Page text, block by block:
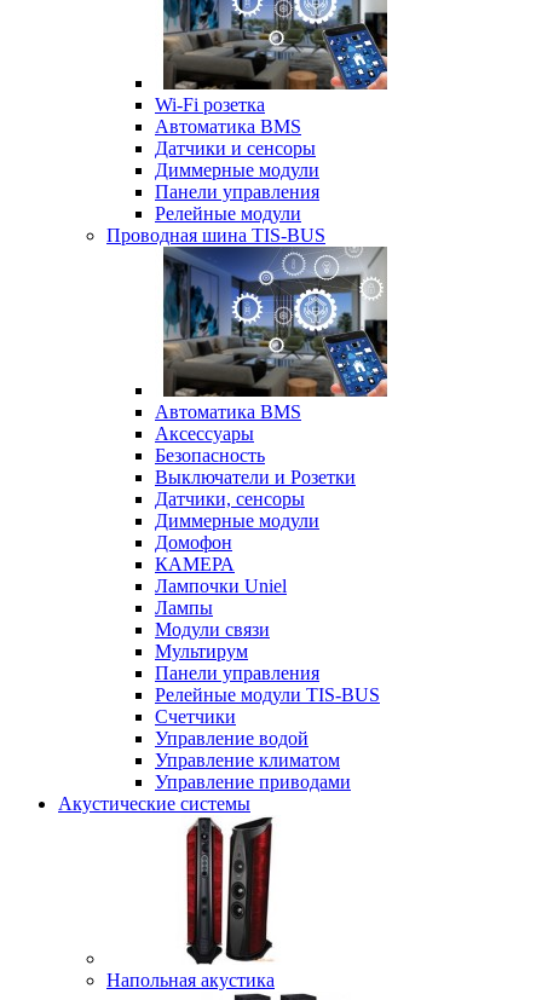
Wi-Fi розетка
Автоматика BMS
Датчики и сенсоры
Диммерные модули
Панели управления
Релейные модули
Проводная шина TIS-BUS
Автоматика BMS
Аксессуары
Безопасность
Выключатели и Розетки
Датчики, сенсоры
Диммерные модули
Домофон
КАМЕРА
Лампочки Uniel
Лампы
Модули связи
Мультирум
Панели управления
Релейные модули TIS-BUS
Счетчики
Управление водой
Управление климатом
Управление приводами
Акустические системы
Напольная акустика